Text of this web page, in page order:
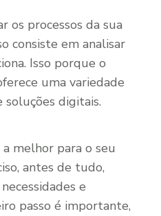
os processos da sua
consiste em analisar
Isso porque o
uma variedade
soluções digitais.
melhor para o seu
antes de tudo,
e
passo é importante,